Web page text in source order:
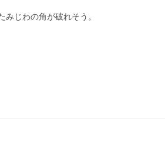
じわの角が破れそう。